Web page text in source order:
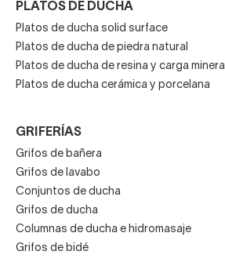
PLATOS DE DUCHA
Platos de ducha solid surface
Platos de ducha de piedra natural
Platos de ducha de resina y carga mineral
Platos de ducha cerámica y porcelana
GRIFERÍAS
Grifos de bañera
Grifos de lavabo
Conjuntos de ducha
Grifos de ducha
Columnas de ducha e hidromasaje
Grifos de bidé